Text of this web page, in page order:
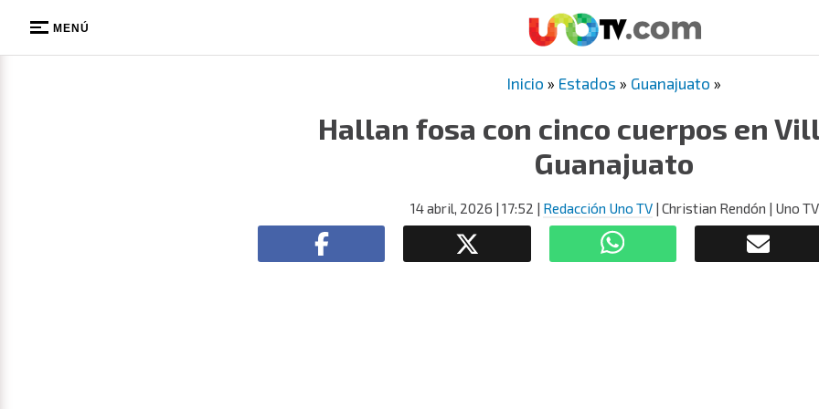
MENÚ
Inicio » Estados » Guanajuato »
Hallan fosa con cinco cuerpos en
Guanajuato
14 abril, 2026 | 17:52 | Redacción Uno TV| Christian Rendón | Uno TV